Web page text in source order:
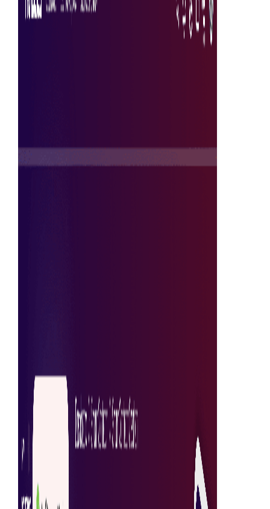
Profiteer van de voordelen van een cloudgebaseerd
systeem dat realtime inzichten biedt, de controle
verbetert en de administratie vereenvoudigt, waardoor
het gemakkelijker wordt om uw bedrijfsdoelen te
Analyse van transacties
Bekijk en analyseer snel eerdere of huidige
inkooptransacties voor waardevolle inzichten.